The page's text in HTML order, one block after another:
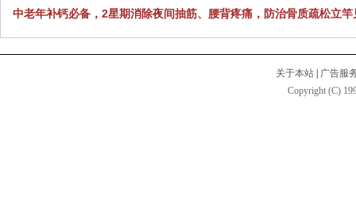
中老年补钙必备，2星期消除夜间抽筋、腰背疼痛，防治骨质疏松立竿
关于本站
广告服
Copyright (C)